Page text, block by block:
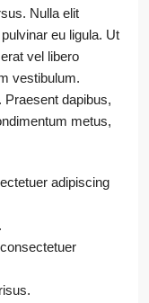
Nulla elit
eu ligula. Ut
vel libero
vestibulum.
Praesent dapibus,
metus,
adipiscing